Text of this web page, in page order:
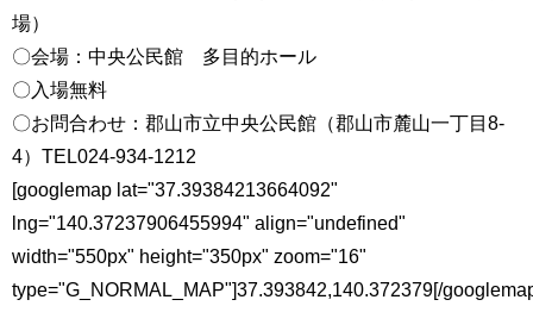
場）
〇会場：中央公民館 多目的ホール
〇入場無料
〇お問合わせ：郡山市立中央公民館（郡山市麓山一丁目8-
4）TEL024-934-1212
[googlemap lat="37.39384213664092"
lng="140.37237906455994" align="undefined"
width="550px" height="350px" zoom="16"
type="G_NORMAL_MAP"]37.393842,140.372379[/